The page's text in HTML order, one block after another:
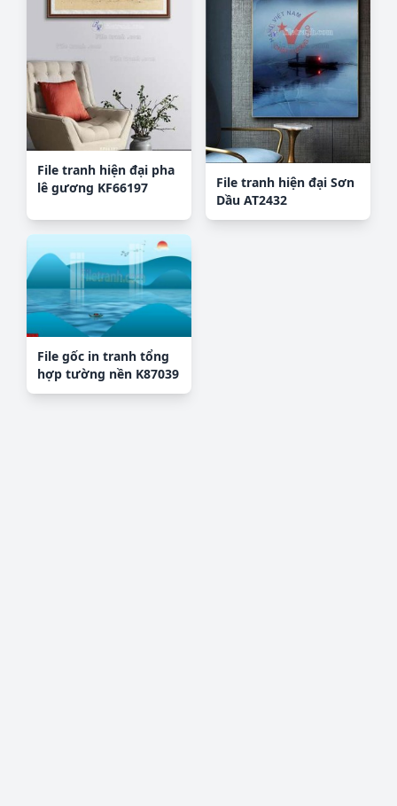
File tranh hiện đại pha
lê gương KF66197
File tranh hiện đại Sơn
Dầu AT2432
File gốc in tranh tổng
hợp tường nền K87039